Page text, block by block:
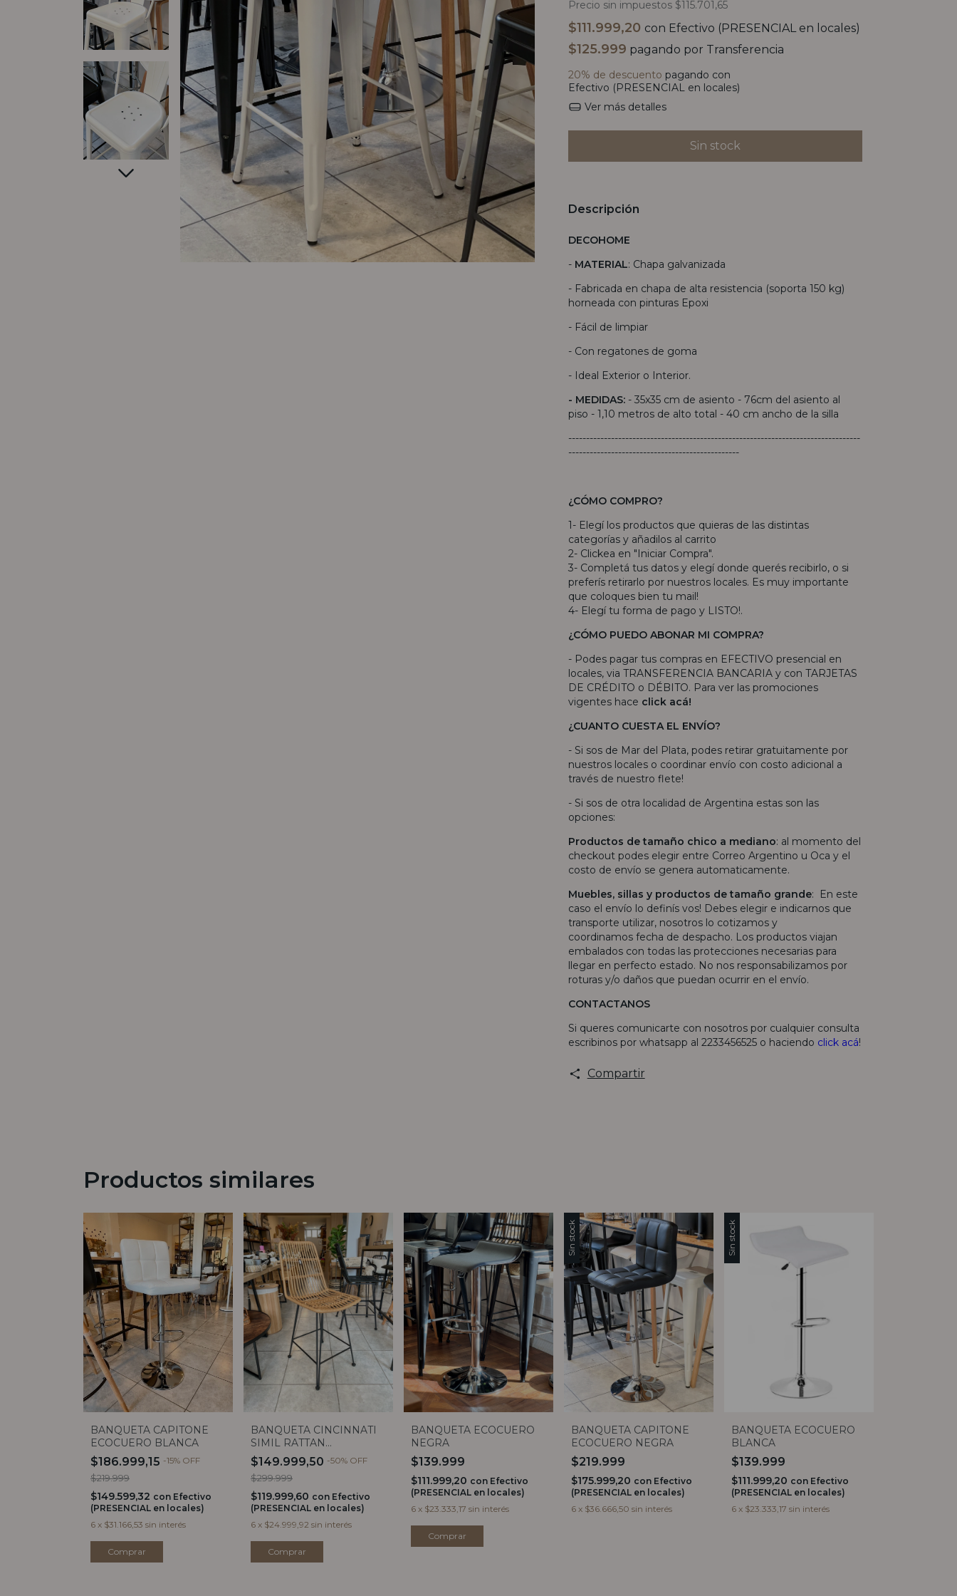
Precio sin impuestos $115.701,65
$111.999,20 con Efectivo (PRESENCIAL en locales)
$125.999 pagando por Transferencia
20% de descuento pagando con
Efectivo (PRESENCIAL en locales)
Ver más detalles
Descripción
DECOHOME
- MATERIAL: Chapa galvanizada
- Fabricada en chapa de alta resistencia (soporta 150 kg)
horneada con pinturas Epoxi
- Fácil de limpiar
- Con regatones de goma
- Ideal Exterior o Interior.
- MEDIDAS: - 35x35 cm de asiento - 76cm del asiento al
piso - 1,10 metros de alto total - 40 cm ancho de la silla
----------------------------------------------------------------------------------
------------------------------------------------
¿CÓMO COMPRO?
1- Elegí los productos que quieras de las distintas
categorías y añadilos al carrito
2- Clickea en "Iniciar Compra".
3- Completá tus datos y elegí donde querés recibirlo, o si
preferís retirarlo por nuestros locales. Es muy importante
que coloques bien tu mail!
4- Elegí tu forma de pago y LISTO!.
¿CÓMO PUEDO ABONAR MI COMPRA?
- Podes pagar tus compras en EFECTIVO presencial en
locales, via TRANSFERENCIA BANCARIA y con TARJETAS
DE CRÉDITO o DÉBITO. Para ver las promociones
vigentes hace click acá!
¿CUANTO CUESTA EL ENVÍO?
- Si sos de Mar del Plata, podes retirar gratuitamente por
nuestros locales o coordinar envío con costo adicional a
través de nuestro flete!
- Si sos de otra localidad de Argentina estas son las
opciones:
Productos de tamaño chico a mediano: al momento del
checkout podes elegir entre Correo Argentino u Oca y el
costo de envío se genera automaticamente.
Muebles, sillas y productos de tamaño grande: En este
caso el envío lo definís vos! Debes elegir e indicarnos que
transporte utilizar, nosotros lo cotizamos y
coordinamos fecha de despacho. Los productos viajan
embalados con todas las protecciones necesarias para
llegar en perfecto estado. No nos responsabilizamos por
roturas y/o daños que puedan ocurrir en el envío.
CONTACTANOS
Si queres comunicarte con nosotros por cualquier consulta
escribinos por whatsapp al 2233456525 o haciendo click acá!
Compartir
Productos similares
BANQUETA CAPITONE
ECOCUERO BLANCA
$186.999,15 -15% OFF
$219.999
$149.599,32 con Efectivo
(PRESENCIAL en locales)
6 x $31.166,53 sin interés
BANQUETA CINCINNATI
SIMIL RATTAN
RESPALDO ALTO
$149.999,50 -50% OFF
$299.999
$119.999,60 con Efectivo
(PRESENCIAL en locales)
6 x $24.999,92 sin interés
BANQUETA ECOCUERO
NEGRA
$139.999
$111.999,20 con Efectivo
(PRESENCIAL en locales)
6 x $23.333,17 sin interés
Sin stock
BANQUETA CAPITONE
ECOCUERO NEGRA
$219.999
$175.999,20 con Efectivo
(PRESENCIAL en locales)
6 x $36.666,50 sin interés
Sin stock
BANQUETA ECOCUERO
BLANCA
$139.999
$111.999,20 con Efectivo
(PRESENCIAL en locales)
6 x $23.333,17 sin interés